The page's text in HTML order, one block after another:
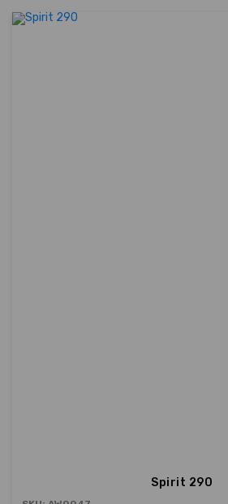
Spirit 290